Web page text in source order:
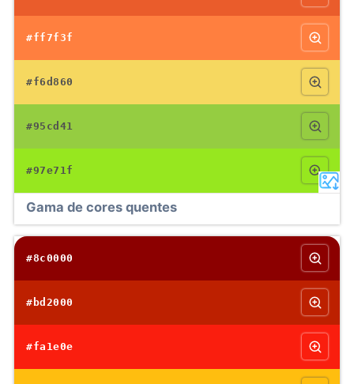
#ff7f3f
#f6d860
#95cd41
#97e71f
Gama de cores quentes
#8c0000
#bd2000
#fa1e0e